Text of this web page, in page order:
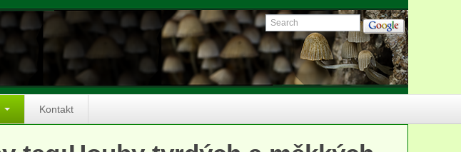
Kontakt